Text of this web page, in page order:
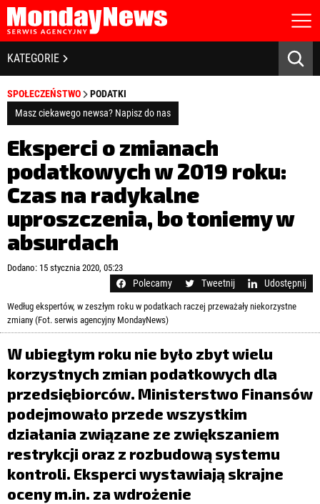
STRONA GŁÓWNA
O NAS
POLITYKA PRYWATNOŚCI
REGULAMIN
LICENCJA
REJESTRACJA
KONTAKT
Zapamiętaj mnie
zaloguj się
KATEGORIE
BIZNES I GOSPODARKA
BANKOWOŚĆ I FINANSE
NOWE TECHNOLOGIE
SPOŁECZEŃSTWO
EDUKACJA
MEDIA
LIFESTYLE
OPINIE I KOMENTARZE
SPOŁECZEŃSTWO
PODATKI
Masz ciekawego newsa? Napisz do nas
Eksperci o zmianach
podatkowych w 2019 roku:
Czas na radykalne
uproszczenia, bo toniemy w
absurdach
Dodano: 15 stycznia 2020, 05:23
Polecamy Tweetnij Udostępnij
Według ekspertów, w zeszłym roku w podatkach raczej przeważały niekorzystne
zmiany (Fot. serwis agencyjny MondayNews)
W ubiegłym roku nie było zbyt wielu
korzystnych zmian podatkowych dla
przedsiębiorców. Ministerstwo Finansów
podejmowało przede wszystkim
działania związane ze zwiększaniem
restrykcji oraz z rozbudową systemu
kontroli. Eksperci wystawiają skrajne
oceny m.in. za wdrożenie